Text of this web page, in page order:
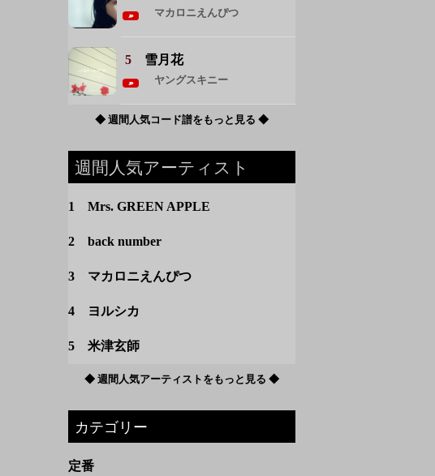
マカロニえんぴつ
5 雪月花
ヤングスキニー
◆ 週間人気コード譜をもっと見る ◆
週間人気アーティスト
1 Mrs. GREEN APPLE
2 back number
3 マカロニえんぴつ
4 ヨルシカ
5 米津玄師
◆ 週間人気アーティストをもっと見る ◆
カテゴリー
定番